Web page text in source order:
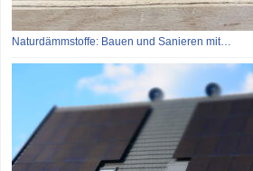
Naturdämmstoffe: Bauen und Sanieren mit…